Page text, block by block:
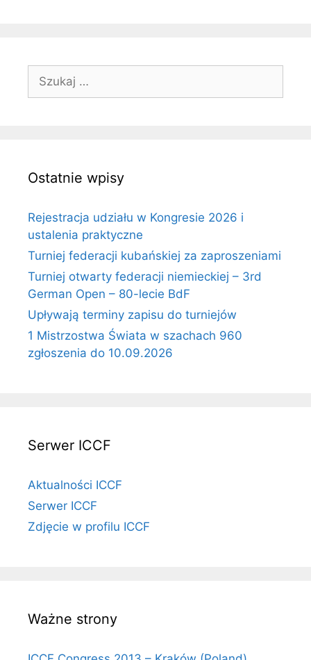
Szukaj:
Ostatnie wpisy
Rejestracja udziału w Kongresie 2026 i
ustalenia praktyczne
Turniej federacji kubańskiej za zaproszeniami
Turniej otwarty federacji niemieckiej – 3rd
German Open – 80-lecie BdF
Upływają terminy zapisu do turniejów
1 Mistrzostwa Świata w szachach 960
zgłoszenia do 10.09.2026
Serwer ICCF
Aktualności ICCF
Serwer ICCF
Zdjęcie w profilu ICCF
Ważne strony